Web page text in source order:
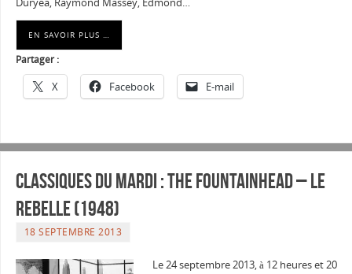
Duryea, Raymond Massey, Edmond…
EN SAVOIR PLUS …
Partager :
X Facebook E-mail
Classiques du mardi : The fountainhead – Le
rebelle (1948)
18 SEPTEMBRE 2013
Le 24 septembre 2013, à 12 heures et 20